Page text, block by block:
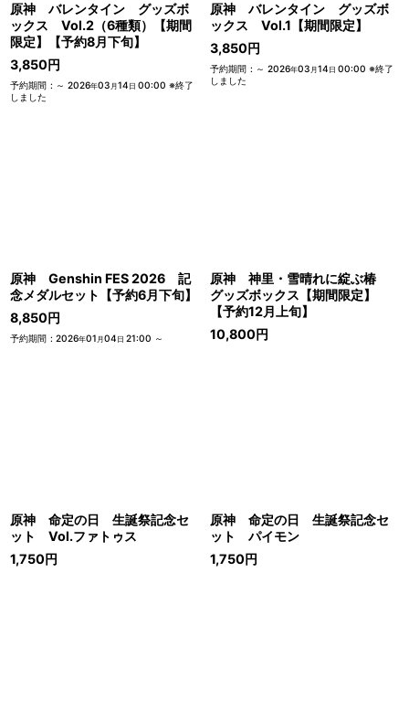
原神 バレンタイン グッズボ
ックス Vol.2（6種類）【期間
限定】【予約8月下旬】
3,850円
予約期間 : ～ 2026年03 月14 日 00:00 ※終了
しました
原神 バレンタイン グッズボ
ックス Vol.1【期間限定】
3,850円
予約期間 : ～ 2026年03 月14 日 00:00 ※終了
しました
原神 Genshin FES 2026 記
念メダルセット【予約6月下旬】
8,850円
予約期間 : 2026年01 月04 日 21:00 ～
原神 神里・雪晴れに綻ぶ椿
グッズボックス【期間限定】
【予約12月上旬】
10,800円
原神 命定の日 生誕祭記念セ
ット Vol.ファトゥス
1,750円
原神 命定の日 生誕祭記念セ
ット パイモン
1,750円